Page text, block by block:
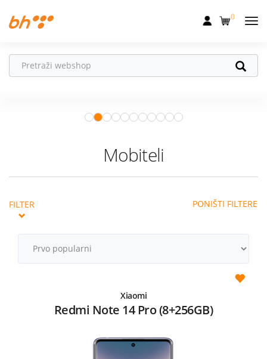
Fiksna
Akcije
Podrška
0
Ne propusti
Prood 04.08.–31.08. očekuju te
super pokloni!
Mobiteli
FILTER PONIŠTI FILTERE
Xiaomi
Redmi Note 14 Pro (8+256GB)